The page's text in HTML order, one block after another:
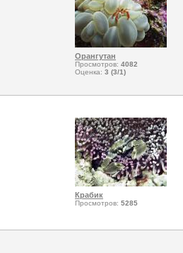
Орангутан
Просмотров: 4082
Оценка: 3 (3/1)
Крабик
Просмотров: 5285